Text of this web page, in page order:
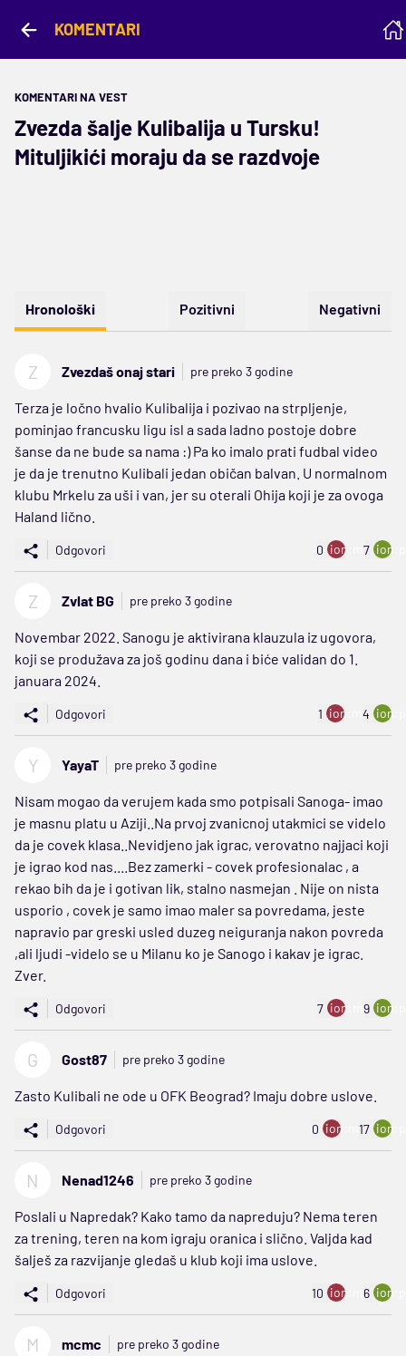
KOMENTARI
KOMENTARI NA VEST
Zvezda šalje Kulibalija u Tursku!
Mituljikići moraju da se razdvoje
Hronološki Pozitivni Negativni
Z Zvezdaš onaj stari pre preko 3 godine
Terza je ločno hvalio Kulibalija i pozivao na strpljenje,
pominjao francusku ligu isl a sada ladno postoje dobre
šanse da ne bude sa nama :) Pa ko imalo prati fudbal video
je da je trenutno Kulibali jedan običan balvan. U normalnom
klubu Mrkelu za uši i van, jer su oterali Ohija koji je za ovoga
Haland lično.
Odgovori 0 ion:minus
7
Z Zvlat BG pre preko 3 godine
Novembar 2022. Sanogu je aktivirana klauzula iz ugovora,
koji se produžava za još godinu dana i biće validan do 1.
januara 2024.
Odgovori 1 ion:minus
4
Y YayaT pre preko 3 godine
Nisam mogao da verujem kada smo potpisali Sanoga- imao
je masnu platu u Aziji..Na prvoj zvanicnoj utakmici se videlo
da je covek klasa..Nevidjeno jak igrac, verovatno najjaci koji
je igrao kod nas....Bez zamerki - covek profesionalac , a
rekao bih da je i gotivan lik, stalno nasmejan . Nije on nista
usporio , covek je samo imao maler sa povredama, jeste
napravio par greski usled duzeg neiguranja nakon povreda
,ali ljudi -videlo se u Milanu ko je Sanogo i kakav je igrac.
Zver.
Odgovori 7 ion:minus
9
G Gost87 pre preko 3 godine
Zasto Kulibali ne ode u OFK Beograd? Imaju dobre uslove.
Odgovori 0 ion:minus
17
N Nenad1246 pre preko 3 godine
Poslali u Napredak? Kako tamo da napreduju? Nema teren
za trening, teren na kom igraju oranica i slično. Valjda kad
šalješ za razvijanje gledaš u klub koji ima uslove.
Odgovori 10 ion:minus
6
M mcmc pre preko 3 godine